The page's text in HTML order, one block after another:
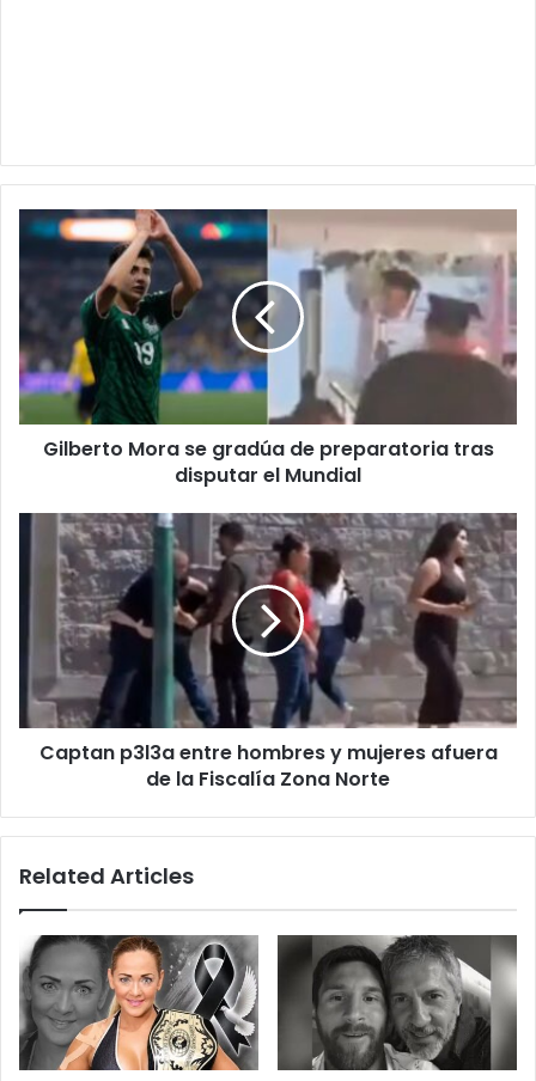
Gilberto
Mora
gradúa
de
preparatoria
tras
disputar
el
Mundial
Gilberto Mora se gradúa de preparatoria tras
disputar el Mundial
Captan
hombres
mujeres
afuera
de
la
Fiscalía
Captan p3l3a entre hombres y mujeres afuera
de la Fiscalía Zona Norte
Related Articles